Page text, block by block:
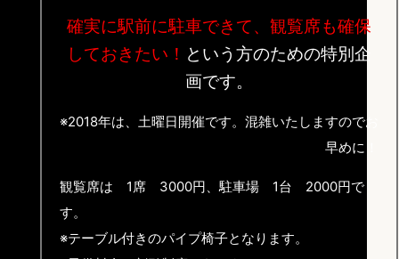
確実に駅前に駐車できて、観覧席も確保
しておきたい！ という方のための特別企
画です。
※2018年は、土曜日開催です。混雑いたしますのでお
早めに！
観覧席は 1席 3000円、駐車場 1台 2000円で
す。
※テーブル付きのパイプ椅子となります。